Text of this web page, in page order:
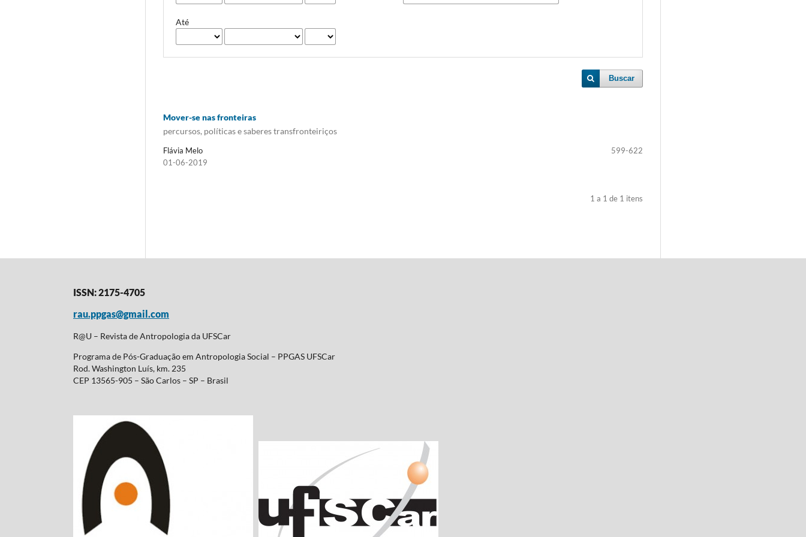
Até
Buscar
Mover-se nas fronteiras
percursos, políticas e saberes transfronteiriços
Flávia Melo
599-622
01-06-2019
1 a 1 de 1 itens
ISSN: 2175-4705
rau.ppgas@gmail.com
R@U – Revista de Antropologia da UFSCar
Programa de Pós-Graduação em Antropologia Social – PPGAS UFSCar
Rod. Washington Luís, km. 235
CEP 13565-905 – São Carlos – SP – Brasil